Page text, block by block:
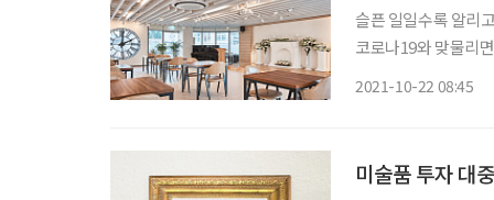
슬픈 일일수록 알리
코로나19와 맞물리
2021-10-22 08:45
미술품 투자 대